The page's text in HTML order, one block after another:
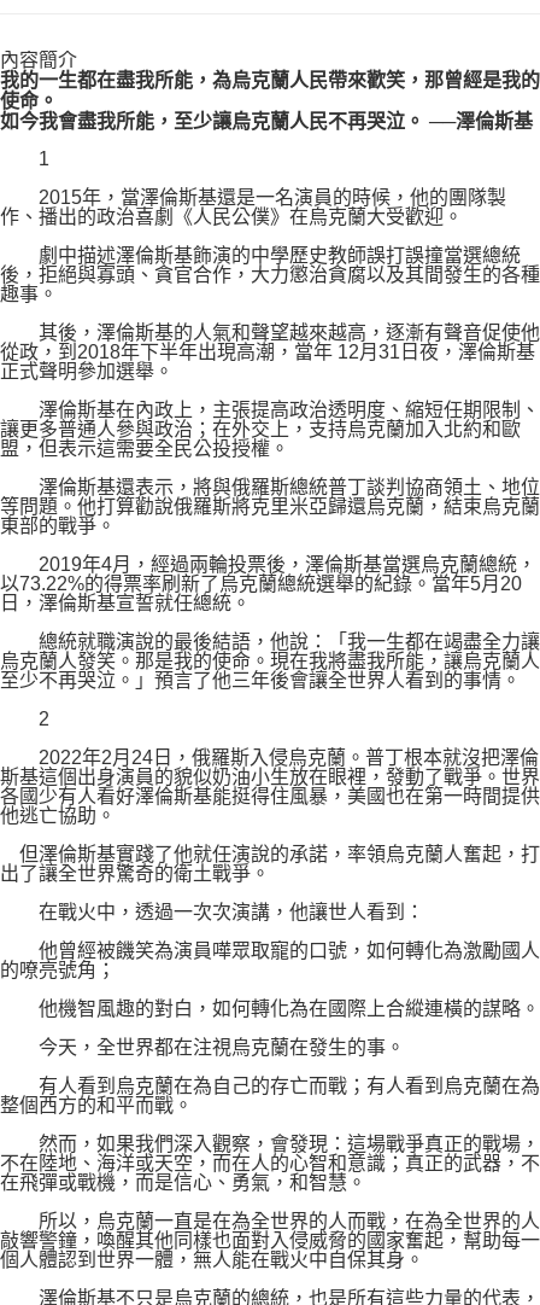
博客來商品配送方式
每筆NT$80，滿NT$1,000(含以上)免運費
內容簡介
我的一生都在盡我所能，為烏克蘭人民帶來歡笑，那曾經是我的
使命。
如今我會盡我所能，至少讓烏克蘭人民不再哭泣。 ──澤倫斯基
1
2015年，當澤倫斯基還是一名演員的時候，他的團隊製
作、播出的政治喜劇《人民公僕》在烏克蘭大受歡迎。
劇中描述澤倫斯基飾演的中學歷史教師誤打誤撞當選總統
後，拒絕與寡頭、貪官合作，大力懲治貪腐以及其間發生的各種
趣事。
其後，澤倫斯基的人氣和聲望越來越高，逐漸有聲音促使他
從政，到2018年下半年出現高潮，當年 12月31日夜，澤倫斯基
正式聲明參加選舉。
澤倫斯基在內政上，主張提高政治透明度、縮短任期限制、
讓更多普通人參與政治；在外交上，支持烏克蘭加入北約和歐
盟，但表示這需要全民公投授權。
澤倫斯基還表示，將與俄羅斯總統普丁談判協商領土、地位
等問題。他打算勸說俄羅斯將克里米亞歸還烏克蘭，結束烏克蘭
東部的戰爭。
2019年4月，經過兩輪投票後，澤倫斯基當選烏克蘭總統，
以73.22%的得票率刷新了烏克蘭總統選舉的紀錄。當年5月20
日，澤倫斯基宣誓就任總統。
總統就職演說的最後結語，他說：「我一生都在竭盡全力讓
烏克蘭人發笑。那是我的使命。現在我將盡我所能，讓烏克蘭人
至少不再哭泣。」預言了他三年後會讓全世界人看到的事情。
2
2022年2月24日，俄羅斯入侵烏克蘭。普丁根本就沒把澤倫
斯基這個出身演員的貌似奶油小生放在眼裡，發動了戰爭。世界
各國少有人看好澤倫斯基能挺得住風暴，美國也在第一時間提供
他逃亡協助。
但澤倫斯基實踐了他就任演說的承諾，率領烏克蘭人奮起，打
出了讓全世界驚奇的衛土戰爭。
在戰火中，透過一次次演講，他讓世人看到：
他曾經被饑笑為演員嘩眾取寵的口號，如何轉化為激勵國人
的嘹亮號角；
他機智風趣的對白，如何轉化為在國際上合縱連橫的謀略。
今天，全世界都在注視烏克蘭在發生的事。
有人看到烏克蘭在為自己的存亡而戰；有人看到烏克蘭在為
整個西方的和平而戰。
然而，如果我們深入觀察，會發現：這場戰爭真正的戰場，
不在陸地、海洋或天空，而在人的心智和意識；真正的武器，不
在飛彈或戰機，而是信心、勇氣，和智慧。
所以，烏克蘭一直是在為全世界的人而戰，在為全世界的人
敲響警鐘，喚醒其他同樣也面對入侵威脅的國家奮起，幫助每一
個人體認到世界一體，無人能在戰火中自保其身。
澤倫斯基不只是烏克蘭的總統，也是所有這些力量的代表，